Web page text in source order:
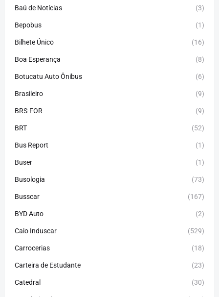
Baú de Notícias (3)
Bepobus (1)
Bilhete Único (16)
Boa Esperança (8)
Botucatu Auto Ônibus (6)
Brasileiro (9)
BRS-FOR (9)
BRT (52)
Bus Report (1)
Buser (1)
Busologia (73)
Busscar (167)
BYD Auto (2)
Caio Induscar (529)
Carrocerias (18)
Carteira de Estudante (23)
Catedral (30)